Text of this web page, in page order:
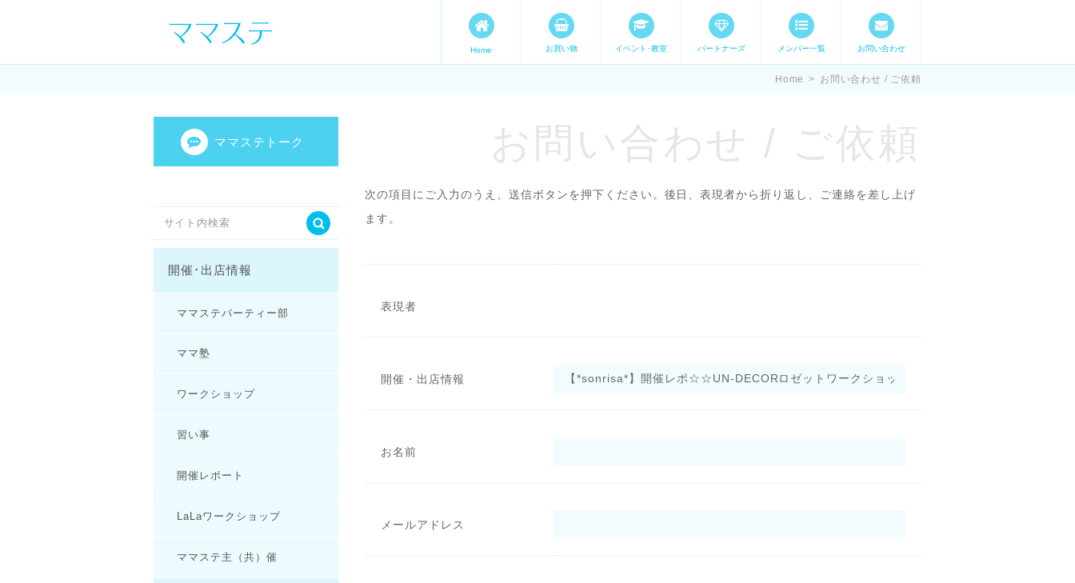
ママの才能発信します。 手づくり表現ステージ ママステ スキル・
Home お買い物 イベント･教室 パートナーズ メンバー一覧 お問い合わせ
Home > お問い合わせ / ご依頼
お問い合わせ / ご依頼
次の項目にご入力のうえ、送信ボタンを押下ください。後日、表現者から折り返し、ご連絡を差し上げ
ます。
表現者
開催・出店情報
お名前
メールアドレス
ママステトーク
開催･出店情報
ママステパーティー部
ママ塾
ワークショップ
習い事
開催レポート
LaLaワークショップ
ママステ主（共）催